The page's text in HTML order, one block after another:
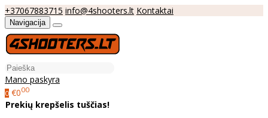
+37067883715 info@4shooters.lt Kontaktai
Navigacija
Mano paskyra
0 €000
Prekių krepšelis tuščias!